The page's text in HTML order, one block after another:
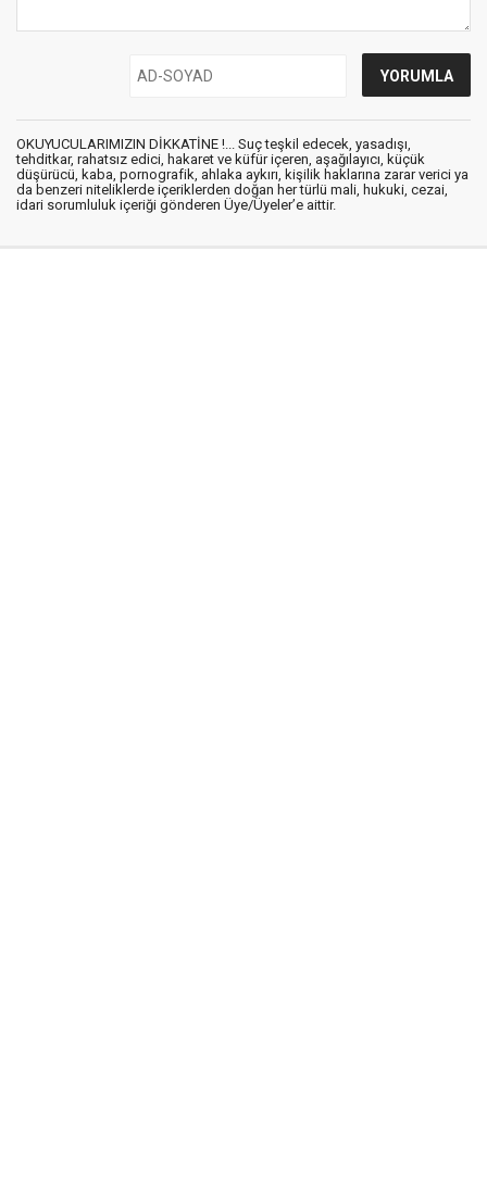
OKUYUCULARIMIZIN DİKKATİNE !... Suç teşkil edecek, yasadışı,
tehditkar, rahatsız edici, hakaret ve küfür içeren, aşağılayıcı, küçük
düşürücü, kaba, pornografik, ahlaka aykırı, kişilik haklarına zarar verici ya
da benzeri niteliklerde içeriklerden doğan her türlü mali, hukuki, cezai,
idari sorumluluk içeriği gönderen Üye/Üyeler’e aittir.